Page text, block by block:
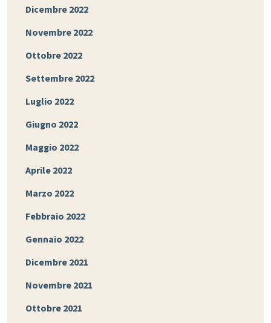
Dicembre 2022
Novembre 2022
Ottobre 2022
Settembre 2022
Luglio 2022
Giugno 2022
Maggio 2022
Aprile 2022
Marzo 2022
Febbraio 2022
Gennaio 2022
Dicembre 2021
Novembre 2021
Ottobre 2021